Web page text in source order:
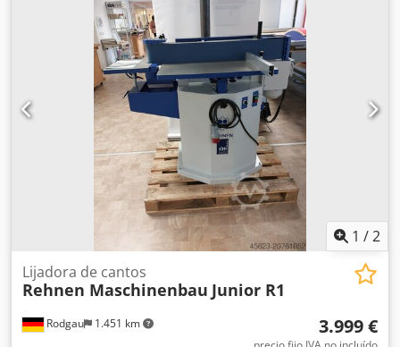
1 /2
Rodgau 1.451 km
Lijadora de cantos
Rehnen Maschinenbau Junior R1
3.999 €